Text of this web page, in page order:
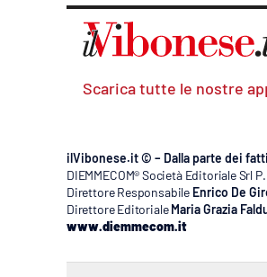
Scarica tutte le nostre
ilVibonese.it © – Dalla parte dei fatti
DIEMMECOM® Società Editoriale Srl
Direttore Responsabile Enrico De
Direttore Editoriale Maria Grazia
www.diemmecom.it